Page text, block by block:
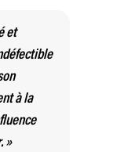
et
à la
»